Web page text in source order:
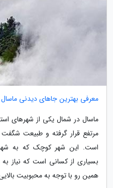
معرفی بهترین جاهای دیدنی
ماسال در شمال یکی از شهرهای
مرتفع قرار گرفته و طبیعت شگفت
است. این شهر کوچک که به
بسیاری از کسانی است که نیاز
همین رو با توجه به محبوبیت